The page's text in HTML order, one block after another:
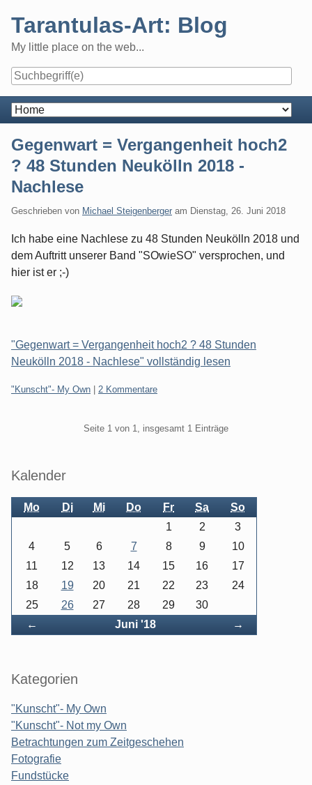
content
Tarantulas-Art: Blog
My little place on the web...
Navigation
Gegenwart = Vergangenheit hoch2
? 48 Stunden Neukölln 2018 -
Nachlese
Geschrieben von Michael Steigenberger am Dienstag, 26. Juni 2018
Ich habe eine Nachlese zu 48 Stunden Neukölln 2018 und
dem Auftritt unserer Band "SOwieSO" versprochen, und
hier ist er ;-)
"Gegenwart = Vergangenheit hoch2 ? 48 Stunden
Neukölln 2018 - Nachlese" vollständig lesen
Kategorien:
"Kunscht"- My Own 2 Kommentare
Seite 1 von 1, insgesamt 1 Einträge
Seitenleiste
Kalender
Mo Di Mi Do Fr Sa So
← Juni '18 Vorwärts
→
1 2
3
4
5 6 7 8 9
10
11
12 13 14 15 16
17
18
19 20 21 22 23
24
25
26 27 28 29 30
Kategorien
"Kunscht"- My Own
"Kunscht"- Not my Own
Betrachtungen zum Zeitgeschehen
Fotografie
Fundstücke